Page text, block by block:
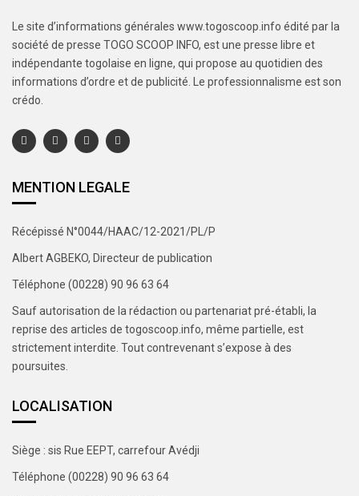
Le site d’informations générales www.togoscoop.info édité par la
société de presse TOGO SCOOP INFO, est une presse libre et
indépendante togolaise en ligne, qui propose au quotidien des
informations d’ordre et de publicité. Le professionnalisme est son
crédo.
MENTION LEGALE
Récépissé N°0044/HAAC/12-2021/PL/P
Albert AGBEKO, Directeur de publication
Téléphone (00228) 90 96 63 64
Sauf autorisation de la rédaction ou partenariat pré-établi, la
reprise des articles de togoscoop.info, même partielle, est
strictement interdite. Tout contrevenant s’expose à des
poursuites.
LOCALISATION
Siège : sis Rue EEPT, carrefour Avédji
Téléphone (00228) 90 96 63 64